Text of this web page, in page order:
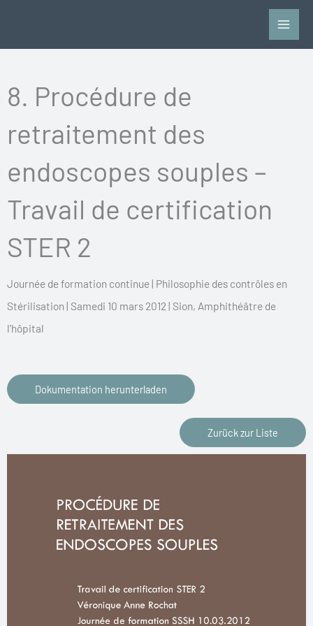
8. Procédure de
retraitement des
endoscopes souples –
Travail de certification
STER 2
Journée de formation continue | Philosophie des contrôles en
Stérilisation | Samedi 10 mars 2012 | Sion, Amphithéâtre de
l’hôpital
Dokumentation herunterladen
Zurück zur Liste